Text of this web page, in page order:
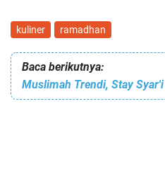
kuliner ramadhan
Baca berikutnya:
Muslimah Trendi, Stay Syar'i